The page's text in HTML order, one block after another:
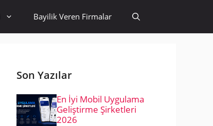
Bayilik Veren Firmalar
Son Yazılar
En İyi Mobil Uygulama
Geliştirme Şirketleri
2026